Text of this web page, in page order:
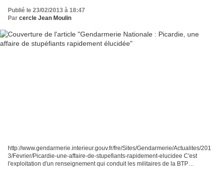
Publié le 23/02/2013 à 18:47
Par cercle Jean Moulin
http://www.gendarmerie.interieur.gouv.fr/fre/Sites/Gendarmerie/Actualites/201
3/Fevrier/Picardie-une-affaire-de-stupefiants-rapidement-elucidee C'est
l'exploitation d'un renseignement qui conduit les militaires de la BTP